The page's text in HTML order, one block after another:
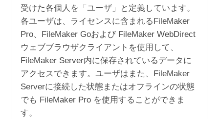
受けた各個人を「ユーザ」と定義しています。
各ユーザは、ライセンスに含まれるFileMaker
Pro、FileMaker Goおよび FileMaker WebDirect
ウェブブラウザクライアントを使用して、
FileMaker Server内に保存されているデータに
アクセスできます。ユーザはまた、FileMaker
Serverに接続した状態またはオフラインの状態
でも FileMaker Pro を使用することができま
す。